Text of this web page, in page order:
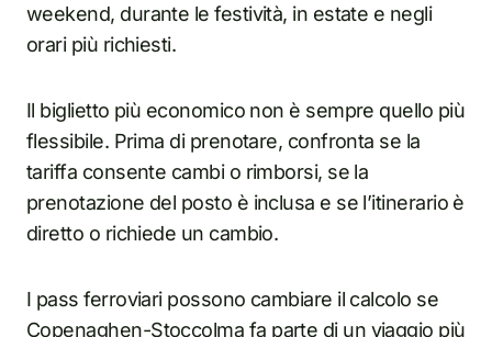
weekend, durante le festività, in estate e negli
orari più richiesti.
Il biglietto più economico non è sempre quello più
flessibile. Prima di prenotare, confronta se la
tariffa consente cambi o rimborsi, se la
prenotazione del posto è inclusa e se l’itinerario è
diretto o richiede un cambio.
I pass ferroviari possono cambiare il calcolo se
Copenaghen-Stoccolma fa parte di un viaggio più